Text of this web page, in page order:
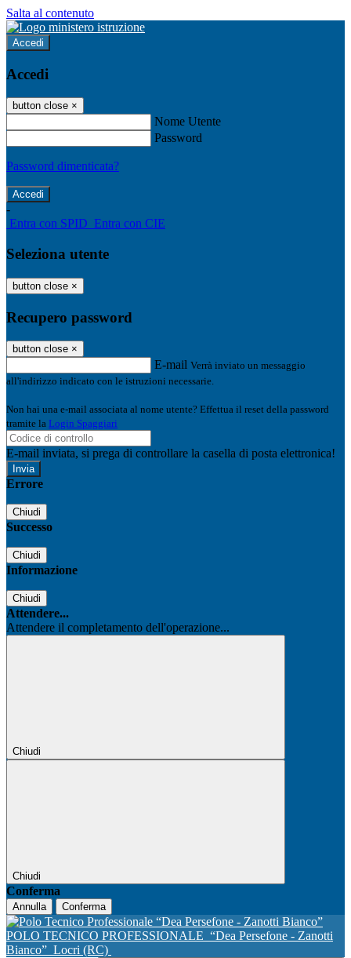
Salta al contenuto
Accedi
Accedi
button close ×
Nome Utente
Password
Password dimenticata?
-
Entra con SPID Entra con CIE
Seleziona utente
button close ×
Recupero password
button close ×
E-mail Verrà inviato un messaggio
all'indirizzo indicato con le istruzioni necessarie.
Non hai una e-mail associata al nome utente? Effettua il reset della password
tramite la Login Spaggiari
E-mail inviata, si prega di controllare la casella di posta elettronica!
Errore
Chiudi
Successo
Chiudi
Informazione
Chiudi
Attendere...
Attendere il completamento dell'operazione...
Chiudi
Chiudi
Conferma
Annulla Conferma
POLO TECNICO PROFESSIONALE “Dea Persefone - Zanotti
Bianco” Locri (RC)